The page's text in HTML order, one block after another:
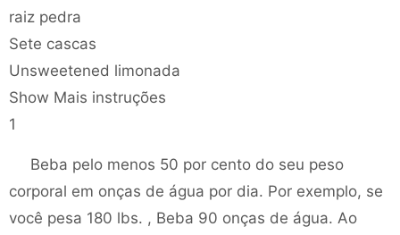
raiz pedra
Sete cascas
Unsweetened limonada
Show Mais instruções
1
Beba pelo menos 50 por cento do seu peso
corporal em onças de água por dia. Por exemplo, se
você pesa 180 lbs. , Beba 90 onças de água. Ao